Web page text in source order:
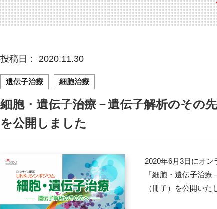
LINK-J協賛・協力 出展・参加
連載コラム サポーターコラ
メディア情報 海外関連
協賛・協力
組織概要 パンフレット
投稿日： 2020.11.30
遺伝子治療 細胞治療
細胞・遺伝子治療－遺伝子解析のその
を公開しました
2020年6月3日にオン
「細胞・遺伝子治
（冊子）を公開いた